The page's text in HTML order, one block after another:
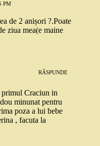
PM
de 2 anișori ?.Poate
ziua mea(e maine
RĂSPUNDE
primul Craciun in
minunat pentru
poza a lui bebe
, facuta la